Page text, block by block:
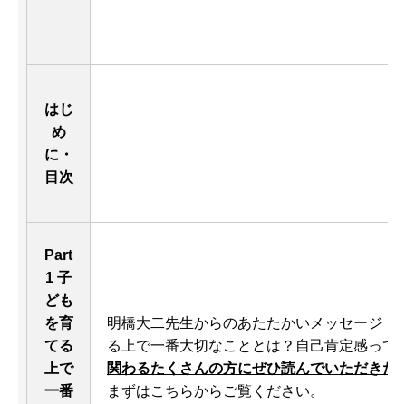
はじ
め
に・
目次
Part
1 子
ども
を育
てる
上で
一番
明橋大二先生からのあたたかいメッセージ！
る上で一番大切なこととは？自己肯定感って
関わるたくさんの方にぜひ読んでいただきた
まずはこちらからご覧ください。